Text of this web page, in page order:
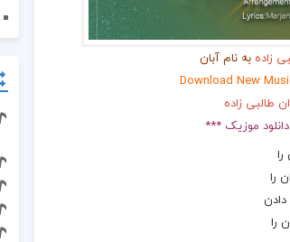
زاده به نام آبان
Download New
طالبی زاده
موزیک ***
را
را